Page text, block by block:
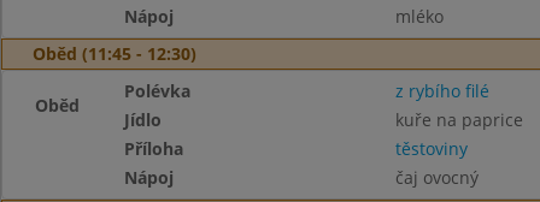
Nápoj
mléko
Oběd (11:45 - 12:30)
Oběd
Polévka
z rybího filé
Jídlo
kuře na paprice
Příloha
těstoviny
Nápoj
čaj ovocný